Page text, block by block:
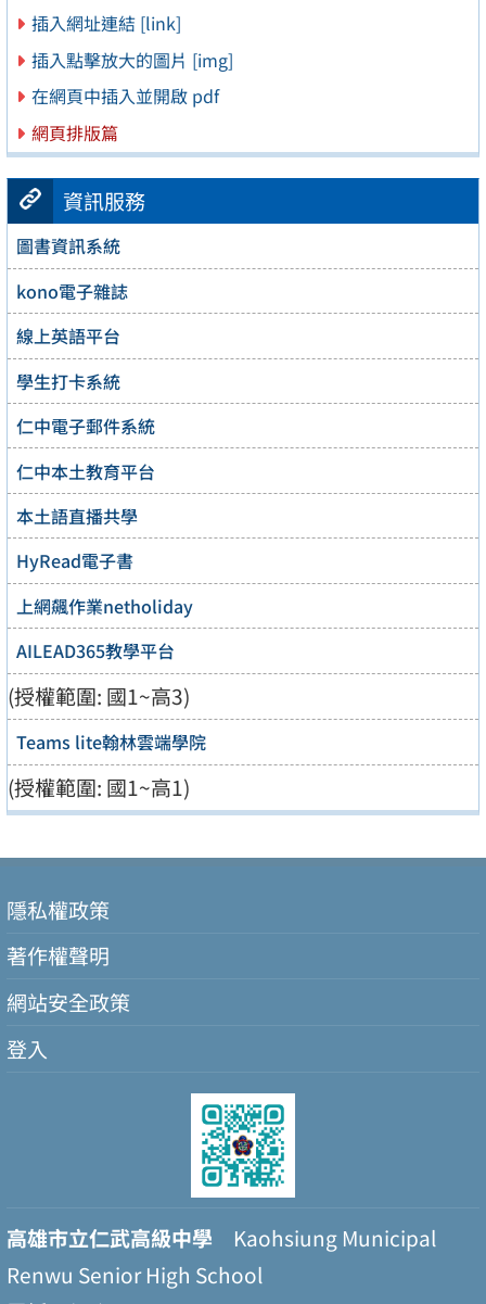
插入網址連結 [link]
插入點擊放大的圖片 [img]
在網頁中插入並開啟 pdf
網頁排版篇
資訊服務
圖書資訊系統
kono電子雜誌
線上英語平台
學生打卡系統
仁中電子郵件系統
仁中本土教育平台
本土語直播共學
HyRead電子書
上網飆作業netholiday
AILEAD365教學平台
(授權範圍: 國1~高3)
Teams lite翰林雲端學院
(授權範圍: 國1~高1)
隱私權政策
著作權聲明
網站安全政策
登入
高雄市立仁武高級中學 Kaohsiung Municipal
Renwu Senior High School